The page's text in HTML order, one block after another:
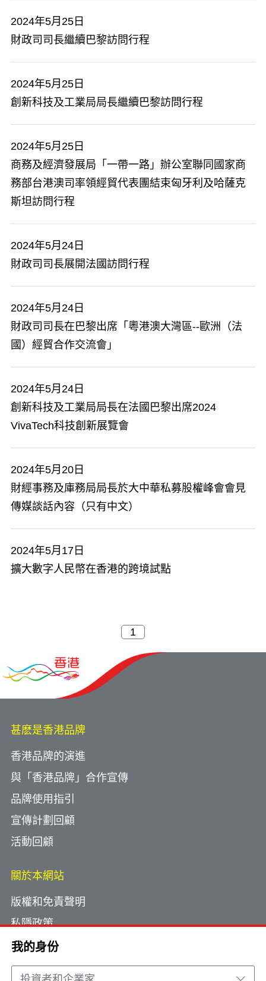
我的身份
2024年5月25日
財政司司長繼續巴黎訪問行程
2024年5月25日
創新科技及工業局局長繼續巴黎訪問行程
2024年5月25日
商務及經濟發展局「一帶一路」辦公室聯同國家商
務部台港澳司率領經貿代表團結束匈牙利及哈薩克
斯坦訪問行程
2024年5月24日
財政司司長展開法國訪問行程
2024年5月24日
財政司司長在巴黎出席「粵港澳大灣區--歐洲（法
國）經貿合作交流會」
2024年5月24日
創新科技及工業局局長在法國巴黎出席2024
VivaTech科技創新展覽會
2024年5月20日
財經事務及庫務局局長於大中華私募股權峰會會見
傳媒談話內容（只有中文）
2024年5月17日
擴大數字人民幣在香港的跨境試點
甚麽是香港品牌
香港品牌的演進
與「香港品牌」合作宣傳
品牌使用指引
宣傳計劃回顧
活動回顧
關於本網站
版權和免責聲明
私隱政策
使用小型文字檔案
網頁指南